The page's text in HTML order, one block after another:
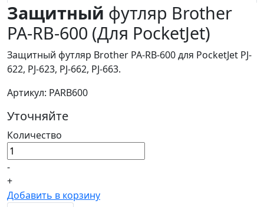
Защитный футляр Brother
PA-RB-600 (Для PocketJet)
Защитный футляр Brother PA-RB-600 для PocketJet PJ-
622, PJ-623, PJ-662, PJ-663.
Артикул: PARB600
Уточняйте
Количество
-
+
Добавить в корзину